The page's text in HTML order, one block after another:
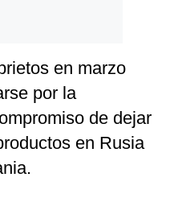
en marzo
por la
de dejar
en Rusia